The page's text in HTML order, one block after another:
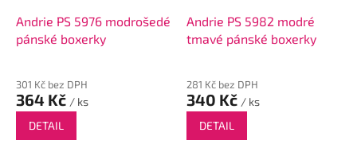
Andrie PS 5976 modrošedé
pánské boxerky
301 Kč bez DPH
364 Kč / ks
DETAIL
Andrie PS 5982 modré
tmavé pánské boxerky
281 Kč bez DPH
340 Kč / ks
DETAIL